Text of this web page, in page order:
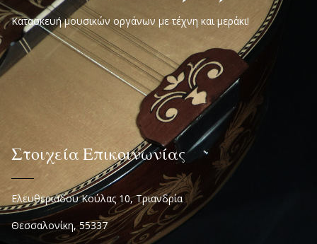
Κατασκευή μουσικών οργάνων με τέχνη και μεράκι!
Στοιχεία Επικοινωνίας
Ελευθεριάδου Κούλας 10, Τριανδρία
Θεσσαλονίκη, 55337